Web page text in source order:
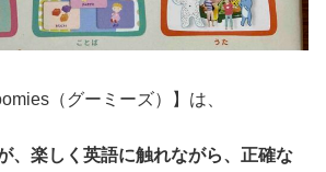
（グーミーズ）】は、
、楽しく英語に触れながら、正確な